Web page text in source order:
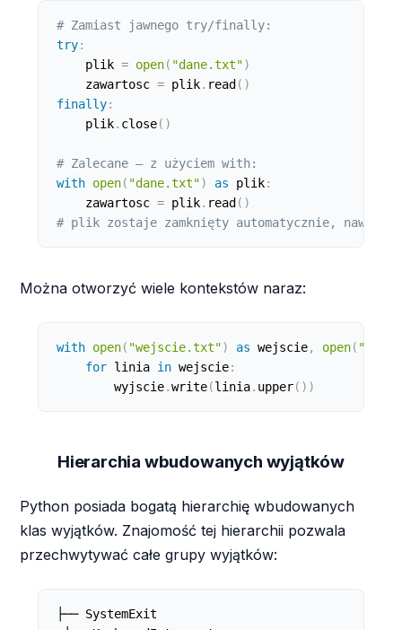
# Zamiast jawnego try/finally:
try:
    plik
= open( "dane.txt")
    zawartosc
= plik. read ( )
finally:
    plik
. close( )
# Zalecane — z użyciem with:
with open( "dane.txt") as plik:
    zawartosc
= plik. read ( )
# plik zostaje zamknięty automatycznie, nawet
Można otworzyć wiele kontekstów naraz:
with open( "wejscie.txt") as wejscie, open(
for linia in wejscie:
        wyjscie
.write(linia. upper( ) )
Hierarchia wbudowanych wyjątków
Python posiada bogatą hierarchię wbudowanych
klas wyjątków. Znajomość tej hierarchii pozwala
przechwytywać całe grupy wyjątków:
├── SystemExit